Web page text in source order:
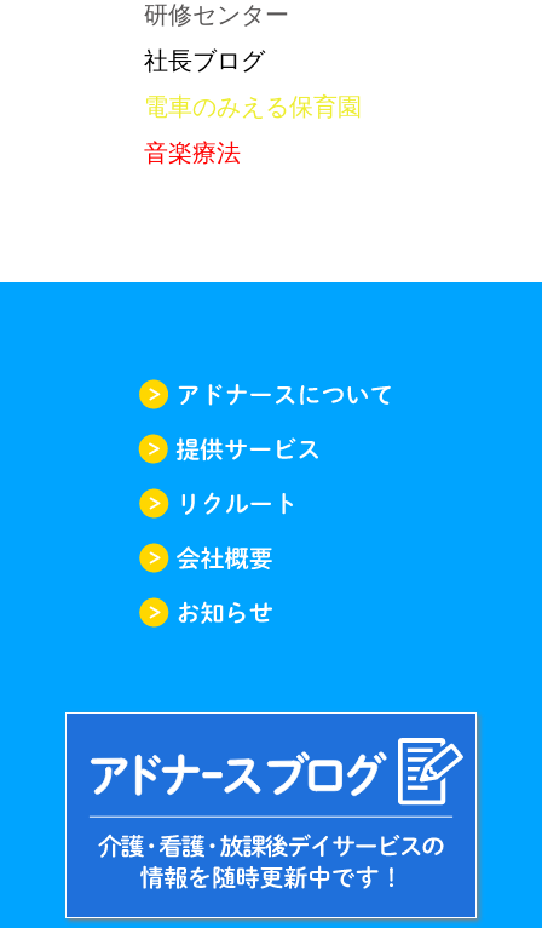
研修センター
社長ブログ
電車のみえる保育園
音楽療法